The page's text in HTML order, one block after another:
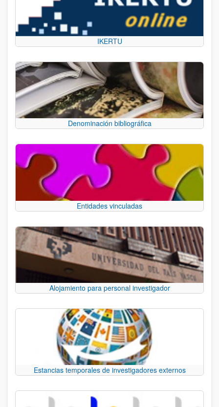
IKERTU
Denominación bibliográfica
Entidades vinculadas
Alojamiento para personal investigador
Estancias temporales de investigadores externos